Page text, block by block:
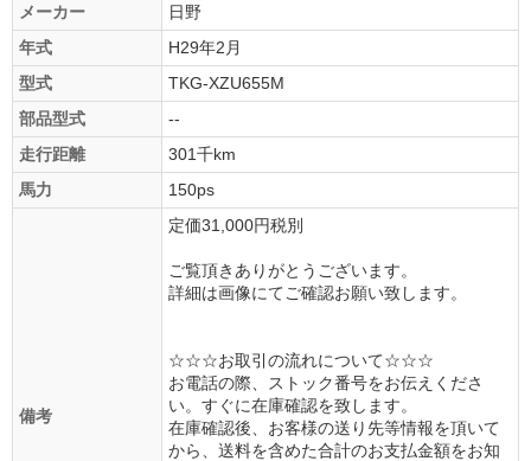
メーカー
日野
年式
H29年2月
型式
TKG-XZU655M
部品型式
--
走行距離
301千km
馬力
150ps
備考
定価31,000円税別
ご覧頂きありがとうございます。
詳細は画像にてご確認お願い致します。
☆☆☆お取引の流れについて☆☆☆
お電話の際、ストック番号をお伝えくださ
い。すぐに在庫確認を致します。
在庫確認後、お客様の送り先等情報を頂いて
から、送料を含めた合計のお支払金額をお知